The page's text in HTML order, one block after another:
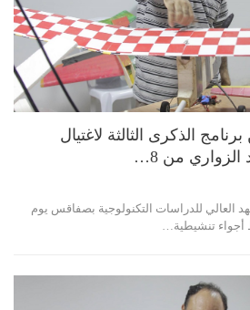
الذكرى الثالثة لاغتيال
من 8…
العالي للدراسات التكنولوجية بصفاقس يوم